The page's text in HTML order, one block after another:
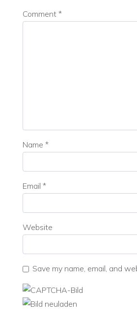
Comment *
Name *
Email *
Website
Save my name, email, and